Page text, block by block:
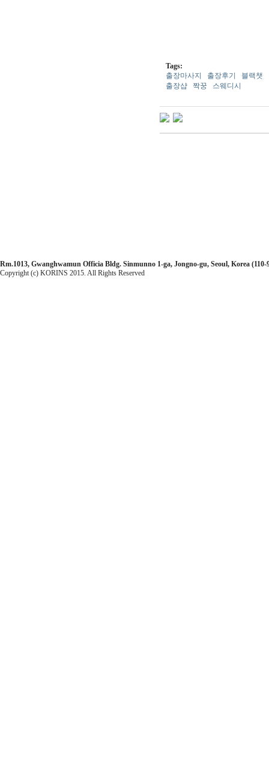
Tags:
출장마사지
출장후기 블랙챗
출장샵
짝꿍 스웨디시
Rm.1013, Gwanghwamun Officia Bldg. Sinmunno 1-ga, Jongno-gu, Seoul, Korea (110-
Copyright (c) KORINS 2015. All Rights Reserved